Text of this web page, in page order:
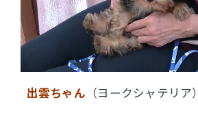
出雲ちゃん （ヨークシャテリア）